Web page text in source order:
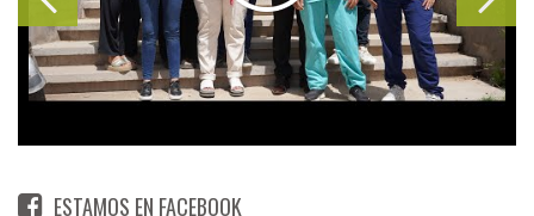
ESTAMOS EN FACEBOOK